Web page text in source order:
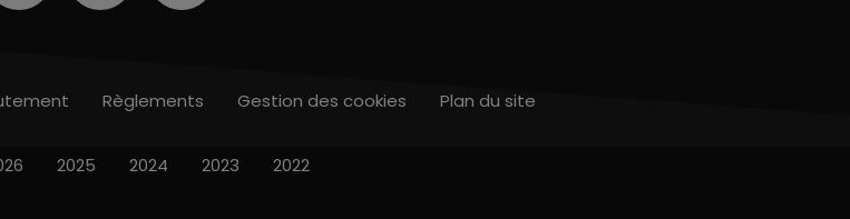
Règlements Gestion des cookies Plan du site
2025 2024 2023 2022